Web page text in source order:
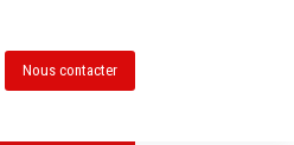
Nous contacter